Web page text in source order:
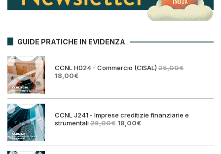
GUIDE PRATICHE IN EVIDENZA
CCNL H024 - Commercio (CISAL) 25,00€
Il
era:
18,00€Il
è:
CCNL J241 - Imprese creditizie finanziarie e
strumentali25,00€ Il
era:
18,00€Il
è: